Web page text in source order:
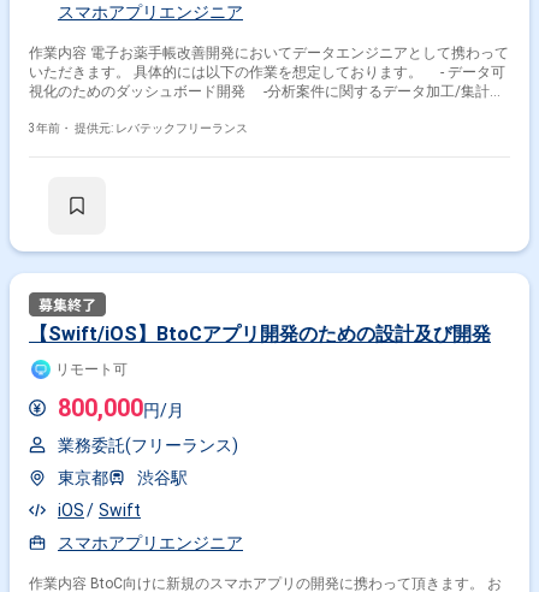
スマホアプリエンジニア
作業内容 電子お薬手帳改善開発においてデータエンジニアとして携わって
いただきます。 具体的には以下の作業を想定しております。 - データ可
視化のためのダッシュボード開発 ‐分析案件に関するデータ加工/集計
3年前・ 提供元: レバテックフリーランス
【Swift/iOS】BtoCアプリ開発のための設計及び開発
リモート可
800,000円/月
業務委託(フリーランス)
東京都
渋谷駅
iOS
Swift
スマホアプリエンジニア
作業内容 BtoC向けに新規のスマホアプリの開発に携わって頂きます。 お